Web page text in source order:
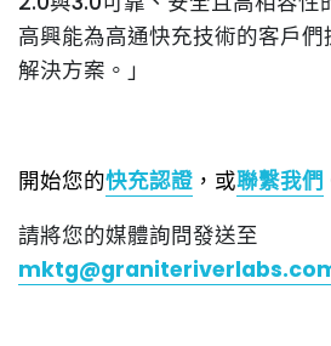
高興能為高通快充技術的客戶
解決方案。」
開始您的快充認證 ， 或聯繫我們
請將您的媒體詢問發送至